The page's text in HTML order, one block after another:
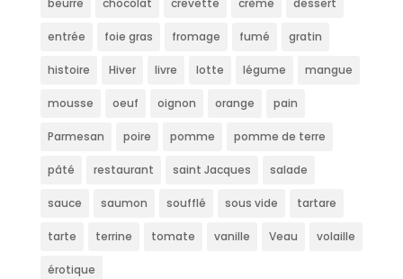
beurre chocolat crevette crème dessert
entrée foie gras fromage fumé gratin
histoire Hiver livre lotte légume mangue
mousse oeuf oignon orange pain
Parmesan poire pomme pomme de terre
pâté restaurant saint Jacques salade
sauce saumon soufflé sous vide tartare
tarte terrine tomate vanille Veau volaille
érotique